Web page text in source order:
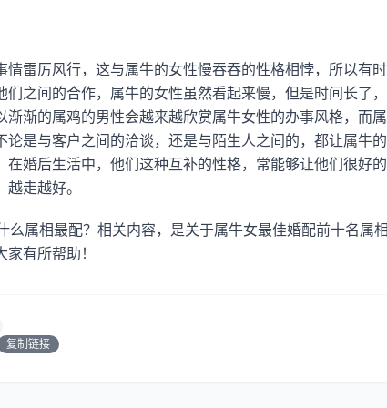
情雷厉风行，这与属牛的女性慢吞吞的性格相悖，所以有
们之间的合作，属牛的女性虽然看起来慢，但是时间长了
渐渐的属鸡的男性会越来越欣赏属牛女性的办事风格，而
论是与客户之间的洽谈，还是与陌生人之间的，都让属牛
在婚后生活中，他们这种互补的性格，常能够让他们很好
走越好。
么属相最配？相关内容，是关于属牛女最佳婚配前十名属
有所帮助！
复制链接